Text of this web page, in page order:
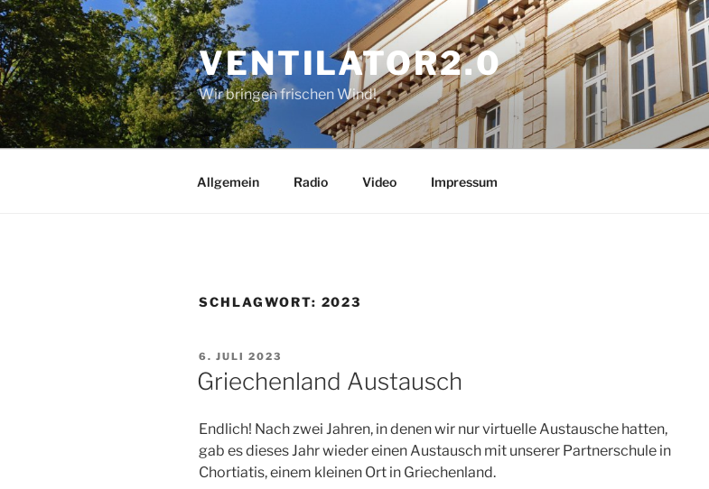
Zum
Inhalt
springen
VENTILATOR2.0
Wir bringen frischen Wind!
Allgemein Radio Video Impressum
SCHLAGWORT: 2023
VERÖFFENTLICHT
AM
6. JULI 2023
Griechenland Austausch
Endlich! Nach zwei Jahren, in denen wir nur virtuelle Austausche hatten,
gab es dieses Jahr wieder einen Austausch mit unserer Partnerschule in
Chortiatis, einem kleinen Ort in Griechenland.